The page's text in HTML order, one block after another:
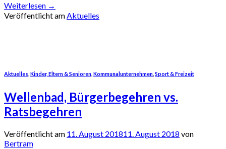
Weiterlesen →
Veröffentlicht amAktuelles
Aktuelles Kinder, Eltern & Senioren Kommunalunternehmen Sport & Freizeit
Wellenbad, Bürgerbegehren vs.
Ratsbegehren
Veröffentlicht am 11. August 201811. August 2018 von
Bertram